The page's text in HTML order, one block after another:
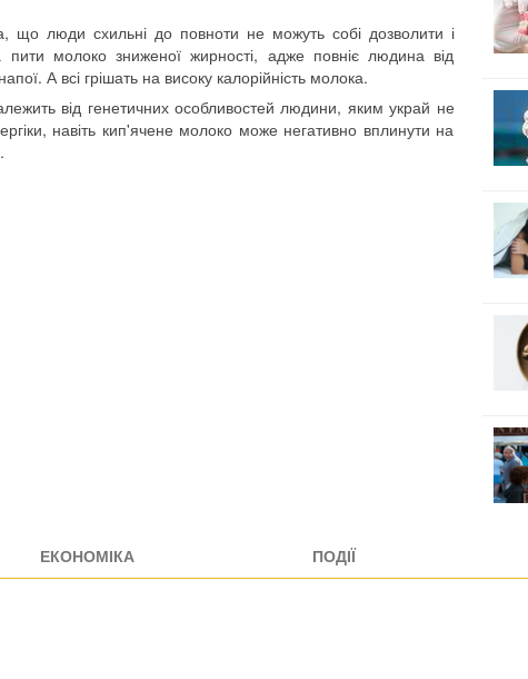
що люди схильні до повноти не можуть собі дозволити і
молоко зниженої жирності, адже повніє людина від
А всі грішать на високу калорійність молока.
від генетичних особливостей людини, яким украй не
навіть кип'ячене молоко може негативно вплинути на
ЕКОНОМІКА ПОДІЇ